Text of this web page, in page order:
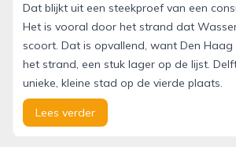
Dat blijkt uit een steekproef van een
Het is vooral door het strand dat
scoort. Dat is opvallend, want Den
het strand, een stuk lager op de lijst.
unieke, kleine stad op de vierde plaats.
Lees verder